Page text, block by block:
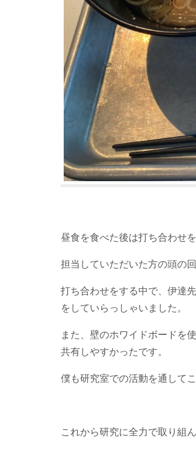
昼食を食べた後は打ち合わせを
担当していただいた方の頭の
打ち合わせをする中で、伊達
をしていらっしゃいました。
また、壁のホワイドボードを
共有しやすかったです。
僕も研究室での活動を通して
これから研究に全力で取り組